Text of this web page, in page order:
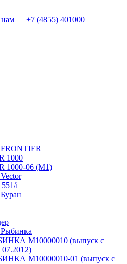
нам
+7 (4855) 401000
1000
1000-06 (М1)
i
M10000010 (выпуск с
07.2012)
M10000010-01 (выпуск с